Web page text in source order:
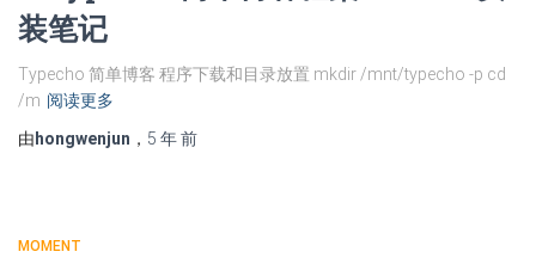
装笔记
Typecho 简单博客 程序下载和目录放置 mkdir /mnt/typecho -p cd
/m 阅读更多
由 hongwenjun ， 5 年前
MOMENT